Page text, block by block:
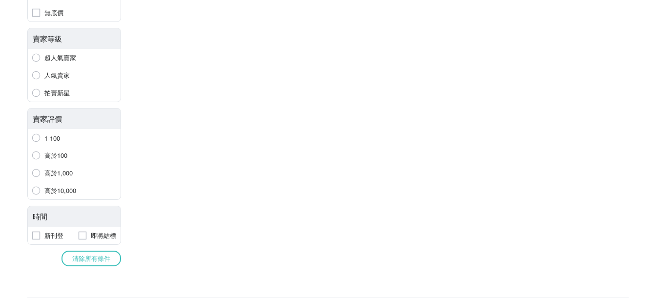
無底價
賣家等級
超人氣賣家
人氣賣家
拍賣新星
賣家評價
1-100
高於100
高於1,000
高於10,000
時間
新刊登 即將結標
清除所有條件